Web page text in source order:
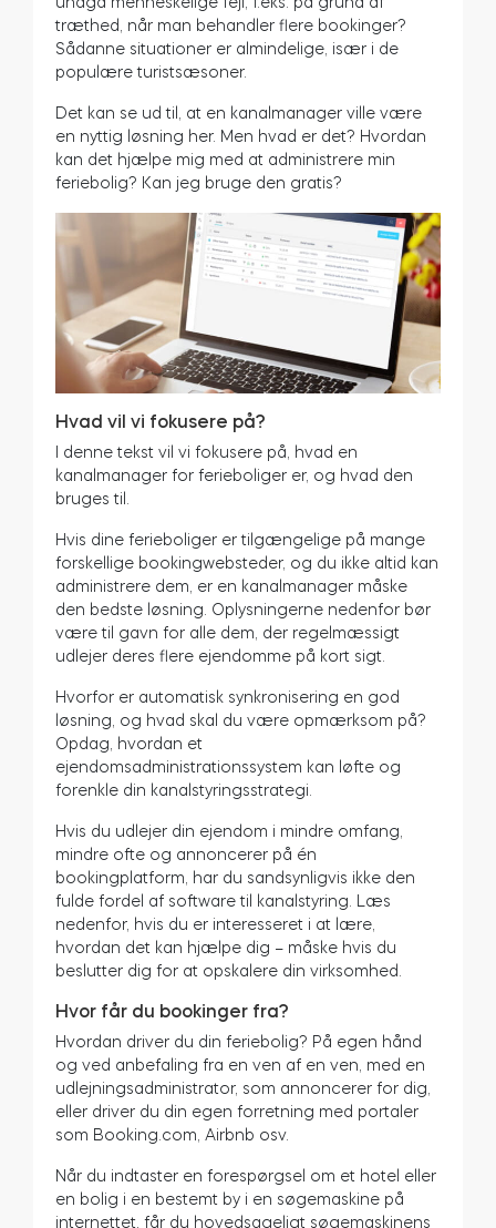
træthed, når man behandler flere bookinger?
Sådanne situationer er almindelige, især i de
populære turistsæsoner.
Det kan se ud til, at en kanalmanager ville være
en nyttig løsning her. Men hvad er det? Hvordan
kan det hjælpe mig med at administrere min
feriebolig? Kan jeg bruge den gratis?
Hvad vil vi fokusere på?
I denne tekst vil vi fokusere på, hvad en
kanalmanager for ferieboliger er, og hvad den
bruges til.
Hvis dine ferieboliger er tilgængelige på mange
forskellige bookingwebsteder, og du ikke altid kan
administrere dem, er en kanalmanager måske
den bedste løsning. Oplysningerne nedenfor bør
være til gavn for alle dem, der regelmæssigt
udlejer deres flere ejendomme på kort sigt.
Hvorfor er automatisk synkronisering en god
løsning, og hvad skal du være opmærksom på?
Opdag, hvordan et
ejendomsadministrationssystem kan løfte og
forenkle din kanalstyringsstrategi.
Hvis du udlejer din ejendom i mindre omfang,
mindre ofte og annoncerer på én
bookingplatform, har du sandsynligvis ikke den
fulde fordel af software til kanalstyring. Læs
nedenfor, hvis du er interesseret i at lære,
hvordan det kan hjælpe dig – måske hvis du
beslutter dig for at opskalere din virksomhed.
Hvor får du bookinger fra?
Hvordan driver du din feriebolig? På egen hånd
og ved anbefaling fra en ven af en ven, med en
udlejningsadministrator, som annoncerer for dig,
eller driver du din egen forretning med portaler
som Booking.com, Airbnb osv.
Når du indtaster en forespørgsel om et hotel eller
en bolig i en bestemt by i en søgemaskine på
internettet, får du hovedsageligt søgemaskinens